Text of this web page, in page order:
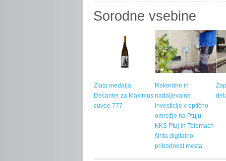
Sorodne vsebine
Zlata medalja
Decanter za Maximus
cuvée 777
Rekordne in
nadaljevalne
investicije v optično
omrežje na Ptuju:
KKS Ptuj in Telemach
širita digitalno
prihodnost mesta